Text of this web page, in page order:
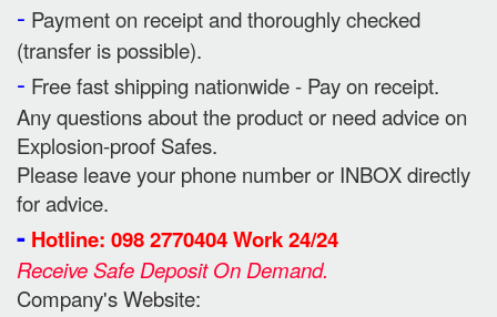
- Payment on receipt and thoroughly checked
(transfer is possible).
- Free fast shipping nationwide - Pay on receipt.
Any questions about the product or need advice on
Explosion-proof Safes.
Please leave your phone number or INBOX directly
for advice.
- Hotline: 098 2770404 Work 24/24
Receive Safe Deposit On Demand.
Company's Website: